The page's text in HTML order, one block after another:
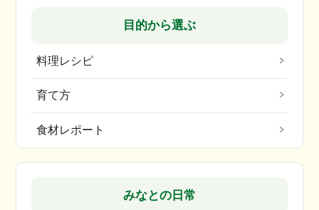
目的から選ぶ
料理レシピ
育て方
食材レポート
みなとの日常